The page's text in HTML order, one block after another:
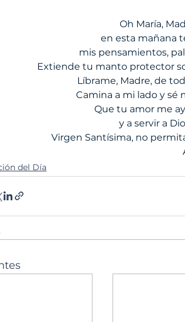
Oh María,
en esta mañana
mis pensamientos,
Extiende tu manto protector
Líbrame, Madre, de
Camina a mi lado y sé
Que tu amor me
y a servir a
Virgen Santísima, no
del Día